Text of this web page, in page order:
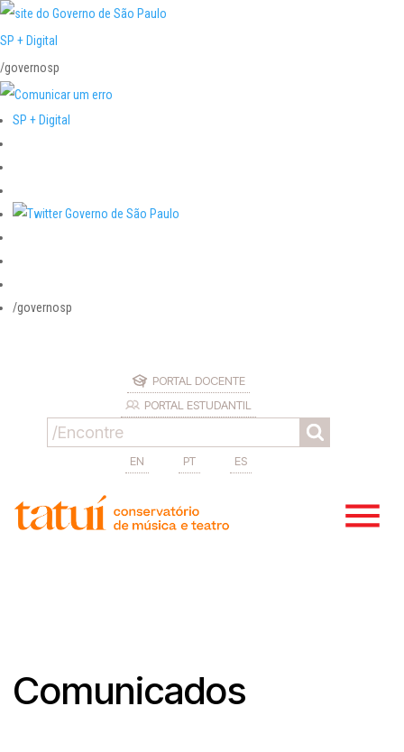
SP + Digital
/governosp
SP + Digital
/governosp
PORTAL DOCENTE
PORTAL ESTUDANTIL
EN PT ES
Comunicados